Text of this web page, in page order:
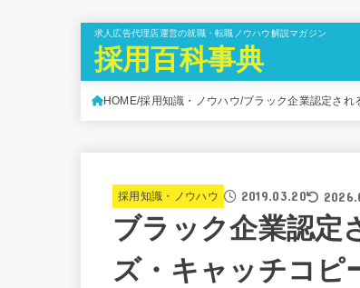
求人広告代理店運営の就職・転職ノウハウ解説マガジン
採用百科事典
HOME 採用知識・ノウハウ ブラック企業認定され
採用知識・ノウハウ 2019.03.20
ブラック企業認定
ズ・キャッチコピ